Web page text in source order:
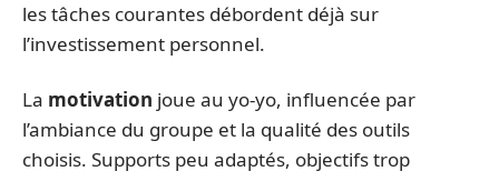
les tâches courantes débordent déjà sur
l’investissement personnel.
La motivation joue au yo-yo, influencée par
l’ambiance du groupe et la qualité des outils
choisis. Supports peu adaptés, objectifs trop